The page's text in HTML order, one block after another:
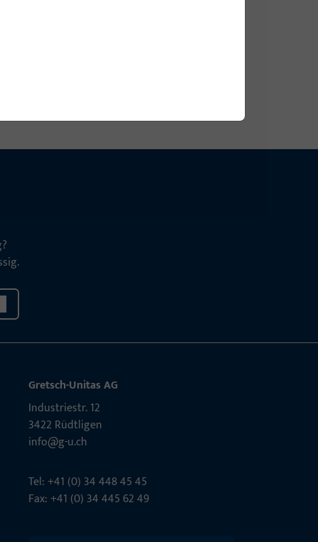
Gretsch-Unitas AG
Indu­s­triestr. 12
3422 Rüdt­ligen
info@g-u.ch
Tel: +41 (0) 34 448 45 45
Fax: +41 (0) 34 445 62 49